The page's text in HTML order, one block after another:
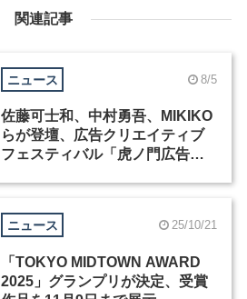
関連記事
ニュース 8/5
佐藤可士和、中村勇吾、MIKIKO
らが登壇、広告クリエイティブ
フェスティバル「虎ノ門広告
ニュース 25/10/21
「TOKYO MIDTOWN AWARD
2025」グランプリが決定、受賞